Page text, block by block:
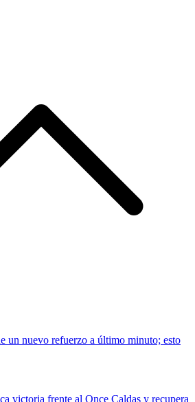
un nuevo refuerzo a último minuto; esto
victoria frente al Once Caldas y recupera